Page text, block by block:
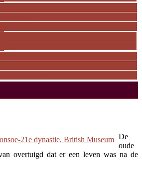
De
oude
overtuigd dat er een leven was na de